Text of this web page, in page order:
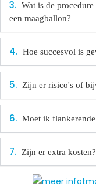
Wat is de
een maagballon?
Hoe succesvol is
Zijn er risico's of
Moet ik
Zijn er extra kosten?